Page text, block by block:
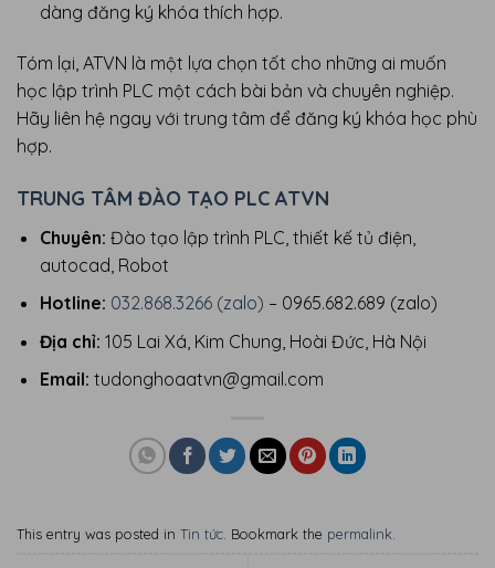
dàng đăng ký khóa thích hợp.
Tóm lại, ATVN là một lựa chọn tốt cho những ai muốn
học lập trình PLC một cách bài bản và chuyên nghiệp.
Hãy liên hệ ngay với trung tâm để đăng ký khóa học phù
hợp.
TRUNG TÂM ĐÀO TẠO PLC ATVN
Chuyên: Đào tạo lập trình PLC, thiết kế tủ điện,
autocad, Robot
Hotline: 032.868.3266 (zalo) – 0965.682.689 (zalo)
Địa chỉ: 105 Lai Xá, Kim Chung, Hoài Đức, Hà Nội
Email: tudonghoaatvn@gmail.com
This entry was posted in Tin tức . Bookmark the permalink